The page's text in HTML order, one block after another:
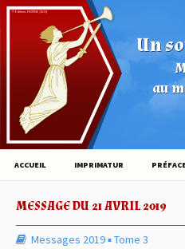
Un
au
© Éditions HOVINE (2026)
ACCUEIL IMPRIMATUR
MESSAGE DU 21 AVRIL 2019
Messages 2019▪︎Tome 3